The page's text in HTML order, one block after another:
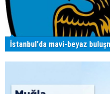
İstanbul'da mavi-beyaz